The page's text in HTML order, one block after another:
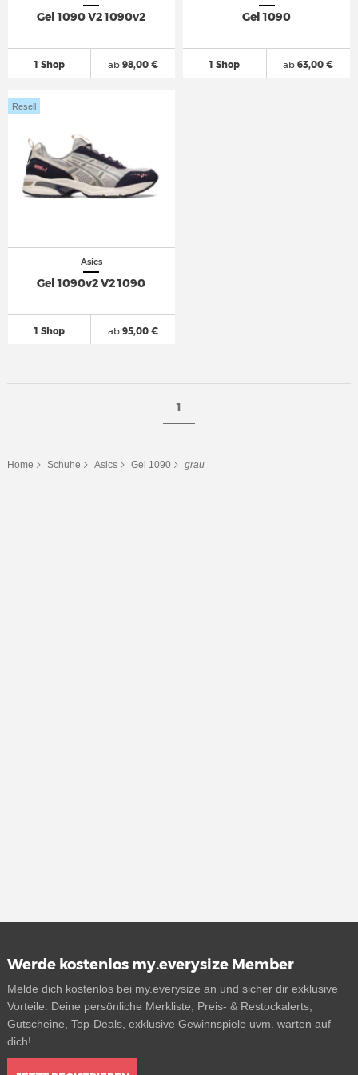
Gel 1090 V2 1090v2
1 Shop ab98,00 €
Gel 1090
1 Shop ab 63,00 €
Asics
Gel 1090v2 V2 1090
1 Shop
Resell
ab95,00 €
1
Home Schuhe Asics Gel 1090 grau
Werde kostenlos my.everysize Member
Melde dich kostenlos bei my.everysize an und sicher dir exklusive
Vorteile. Deine persönliche Merkliste, Preis- & Restockalerts,
Gutscheine, Top-Deals, exklusive Gewinnspiele uvm. warten auf
dich!